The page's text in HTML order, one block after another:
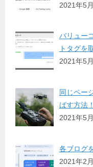
2021年5
バリュー
トタグを
2021年5
同じペー
ばす方法！
2021年5
各ブログ
2021年2